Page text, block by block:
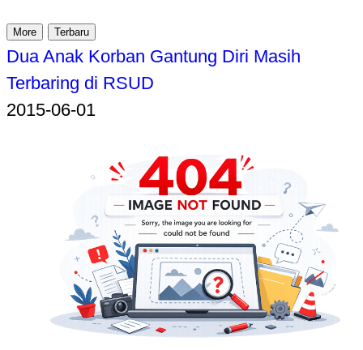
More Terbaru
Dua Anak Korban Gantung Diri Masih
Terbaring di RSUD
2015-06-01